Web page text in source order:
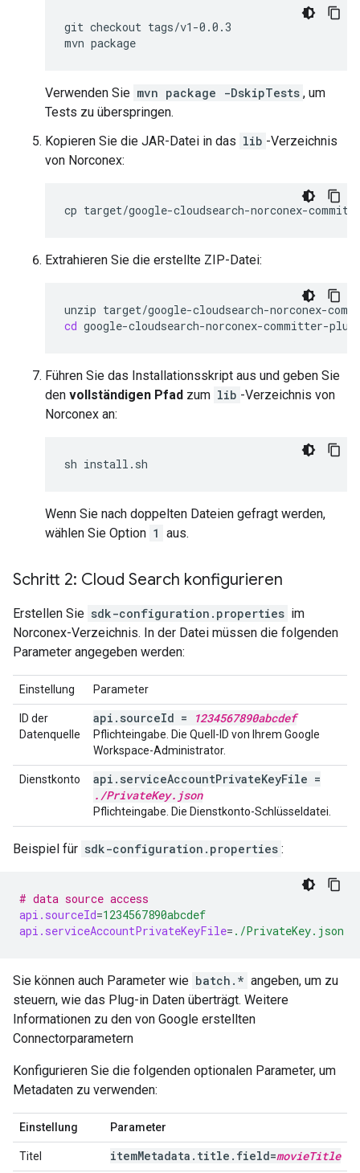
git checkout tags/v1-0.0.3
mvn
Verwenden Sie mvn package -DskipTests , um
Tests zu überspringen.
Kopieren Sie die JAR-Datei in das lib -Verzeichnis
von Norconex:
cp target/google-cloudsearch-norconex-
Extrahieren Sie die erstellte ZIP-Datei:
unzip
cd
Führen Sie das Installationsskript aus und geben Sie
den vollständigen Pfad zum lib -Verzeichnis von
Norconex an:
sh
Wenn Sie nach doppelten Dateien gefragt werden,
wählen Sie Option 1 aus.
Schritt 2: Cloud Search konfigurieren
Erstellen Sie sdk-configuration.properties im
Norconex-Verzeichnis. In der Datei müssen die folgenden
Parameter angegeben werden:
Einstellung Parameter
ID der
Datenquelle
api.sourceId = 1234567890abcdef
Pflichteingabe. Die Quell-ID von Ihrem Google
Workspace-Administrator.
Dienstkonto
api.serviceAccountPrivateKeyFile =
./PrivateKey.json
Pflichteingabe. Die Dienstkonto-Schlüsseldatei.
Beispiel für sdk-configuration.properties :
# data source access
api.sourceId=1234567890abcdef
api.serviceAccountPrivateKeyFile= ./PrivateKey.json
Sie können auch Parameter wie batch.* angeben, um zu
steuern, wie das Plug-in Daten überträgt. Weitere
Informationen zu den von Google erstellten
Connectorparametern
Konfigurieren Sie die folgenden optionalen Parameter, um
Metadaten zu verwenden:
Einstellung Parameter
Titel itemMetadata.title.field=movieTitle